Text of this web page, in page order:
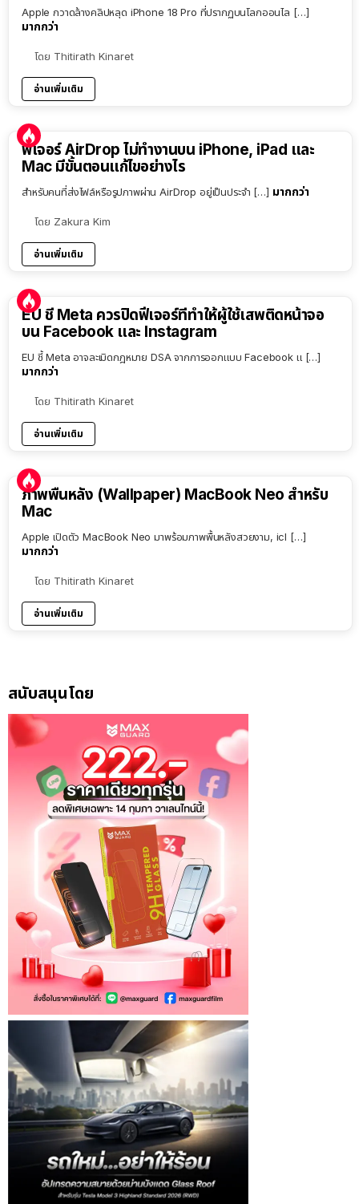
Apple กวาดล้างคลิปหลุด iPhone 18 Pro ที่ปรากฏบนโลกออนไล […]
มากกว่า
โดย Thitirath Kinaret
อ่านเพิ่มเติม
ฟีเจอร์ AirDrop ไม่ทำงานบน iPhone, iPad และ
Mac มีขั้นตอนแก้ไขอย่างไร
สำหรับคนที่ส่งไฟล์หรือรูปภาพผ่าน AirDrop อยู่เป็นประจำ […] มากกว่า
โดย Zakura Kim
อ่านเพิ่มเติม
EU ชี้ Meta ควรปิดฟีเจอร์ที่ทำให้ผู้ใช้เสพติดหน้าจอ
บน Facebook และ Instagram
EU ชี้ Meta อาจละเมิดกฎหมาย DSA จากการออกแบบ Facebook แ […]
มากกว่า
โดย Thitirath Kinaret
อ่านเพิ่มเติม
ภาพพื้นหลัง (Wallpaper) MacBook Neo สำหรับ
Mac
Apple เปิดตัว MacBook Neo มาพร้อมภาพพื้นหลังสวยงาม, icl […]
มากกว่า
โดย Thitirath Kinaret
อ่านเพิ่มเติม
สนับสนุนโดย